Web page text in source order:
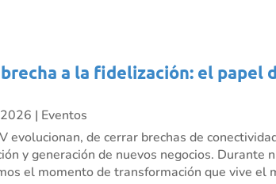
a la fidelización: el papel
| Eventos
evolucionan, de cerrar brechas de
y generación de nuevos negocios.
el momento de transformación que vive el